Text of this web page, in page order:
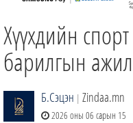
ӨГЛӨӨНИЙ СОНИН
АУДИО ЗОХИОЛ
ЗИНДАА СЭТГҮҮЛ
Хүүхдийн
барилгын ажил
Б.Сэцэн | Zindaa.mn
2026 оны 06 сарын 15